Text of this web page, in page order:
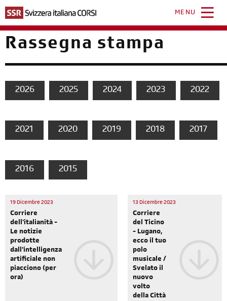
contenuto
principale
MENU
Rassegna stampa
2026 2025 2024 2023 2022
2021 2020 2019 2018 2017
2016 2015
19 Dicembre 2023
Corriere
dell'italianità -
Le notizie
prodotte
dall'intelligenza
artificiale non
piacciono (per
ora)
13 Dicembre 2023
Corriere
del Ticino
- Lugano,
ecco il tuo
polo
musicale /
Svelato il
nuovo
volto
della Città